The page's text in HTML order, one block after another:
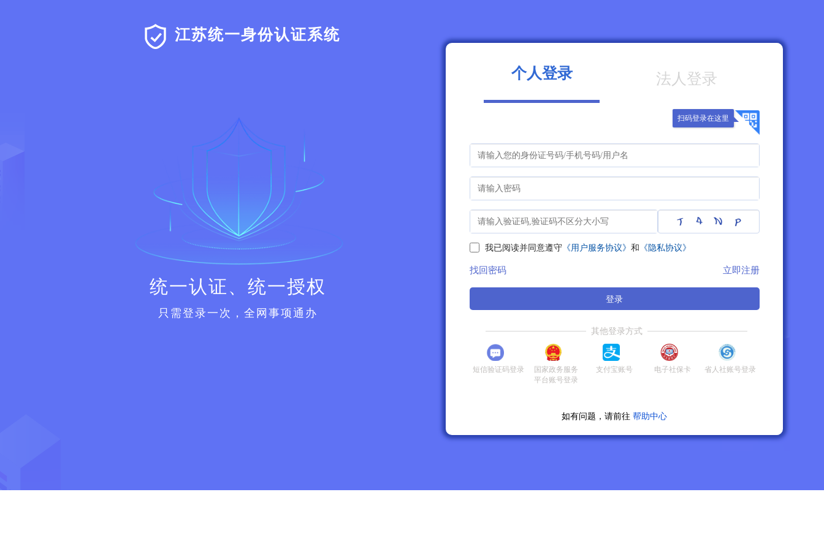
个人登录 法人登录
扫码登录在这里
我已阅读并同意遵守《用户服务协议》 和 《隐私协议》
找回密码 立即注册
登录
其他登录方式
短信验证码登录
国家政务服务
平台账号登录
支付宝账号 电子社保卡 省人社账号登录
如有问题，请前往 帮助中心
江苏统一身份认证系统
统一认证、统一授权
只需登录一次，全网事项通办